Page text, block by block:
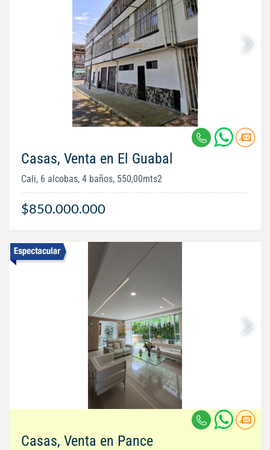
Casas, Venta en El Guabal
Cali, 6 alcobas, 4 baños, 550,00mts2
$850.000.000
Casas, Venta en Pance